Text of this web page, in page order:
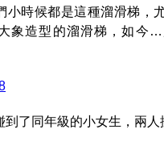
小時候都是這種溜滑梯，
象造型的溜滑梯，如今
到了同年級的小女生，兩